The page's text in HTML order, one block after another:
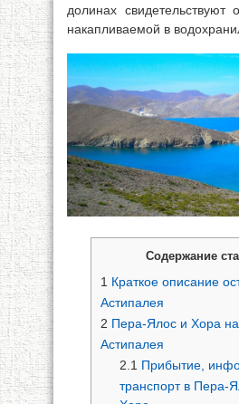
долинах свидетельствуют
накапливаемой в
Содержание
1 Краткое описание
Астипалея
2 Пера-Ялос и Хора на
Астипалея
2.1 Прибытие,
транспорт в Пера-